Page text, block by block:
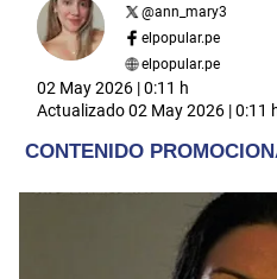
@ann_mary3
elpopular.pe
elpopular.pe
02 May 2026 | 0:11 h
Actualizado02 May 2026 | 0:11